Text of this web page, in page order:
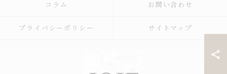
コラム お問い合わせ
プライバシーポリシー サイトマップ